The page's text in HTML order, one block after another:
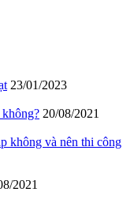
23/01/2023
20/08/2021
không và nên thi công
2021